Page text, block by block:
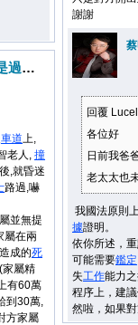
謝謝
回覆
各位好
日前我爸
老太太也
我國法原則
據證明。
依你所述，
可能需要鑑定
失工作能力
程序上，建
然啦，如果
車禍傷者出院三個月後死亡 還算是過失致死嗎?
車道上,
老人, 撞
,就昏迷
路過,嚇
並無提
屬在兩
造成的死
屬精
有60萬
到30萬,
方家屬